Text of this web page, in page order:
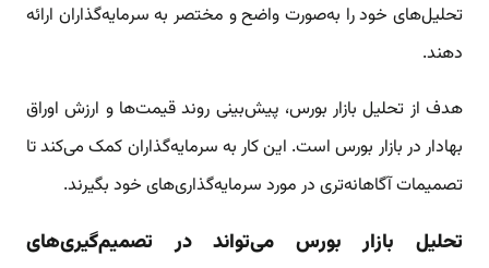
تحلیل‌های خود را به‌صورت واضح و مختصر به سرمایه‌گذاران ارائه
دهند.
هدف از تحلیل بازار بورس، پیش‌بینی روند قیمت‌ها و ارزش اوراق
بهادار در بازار بورس است. این کار به سرمایه‌گذاران کمک می‌کند تا
تصمیمات آگاهانه‌تری در مورد سرمایه‌گذاری‌های خود بگیرند.
تحلیل بازار بورس می‌تواند در تصمیم‌گیری‌های